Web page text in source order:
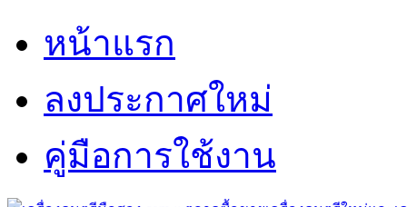
หน้าแรก
ลงประกาศใหม่
คู่มือการใช้งาน